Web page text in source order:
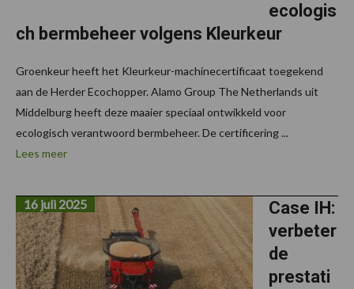
ecologis
ch bermbeheer volgens Kleurkeur
Groenkeur heeft het Kleurkeur-machinecertificaat toegekend
aan de Herder Ecochopper. Alamo Group The Netherlands uit
Middelburg heeft deze maaier speciaal ontwikkeld voor
ecologisch verantwoord bermbeheer. De certificering ...
Lees meer
Case IH:
verbeter
de
prestati
16 juli 2025